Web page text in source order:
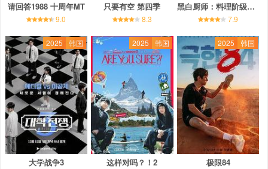
请回答1988 十周年MT
9.0
只要有空 第四季
8.3
黑白厨师：料理阶级战争 第二季
7.9
2025 韩国
大学战争3
2025 韩国
这样对吗？！2
2025 韩国
极限84